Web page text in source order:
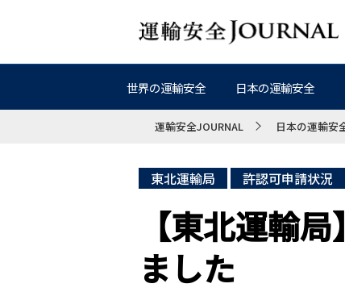
世界の運輸安全 日本の運輸安全
運輸安全JOURNAL 日本の運輸安
東北運輸局 許認可申請状況
【東北運輸
ました